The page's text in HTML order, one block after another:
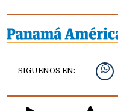
SIGUENOS EN: